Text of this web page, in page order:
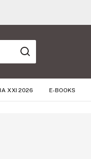
XXI 2026 E-BOOKS